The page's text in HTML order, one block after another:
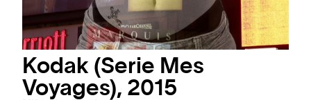
Kodak (Serie Mes
Voyages), 2015